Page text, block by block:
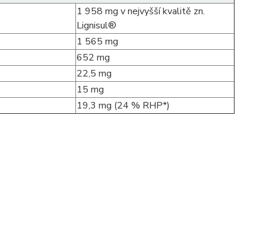
1 958 mg v nejvyšší kvalitě zn.
Lignisul®
1 565 mg
652 mg
22,5 mg
15 mg
19,3 mg (24 % RHP*)